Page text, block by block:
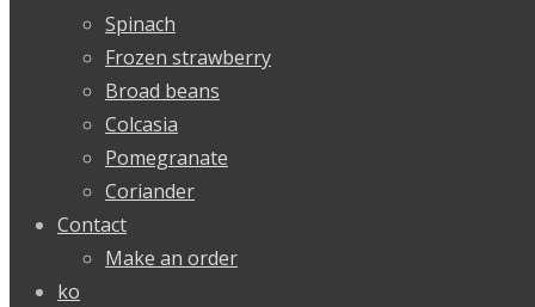
Spinach
Frozen strawberry
Broad beans
Colcasia
Pomegranate
Coriander
Contact
Make an order
ko